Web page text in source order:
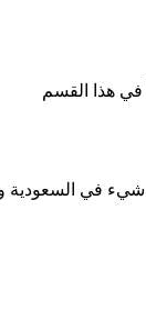
في هذا القسم
في السعودية